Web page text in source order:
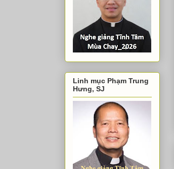
Linh mục Phạm Trung
Hưng, SJ